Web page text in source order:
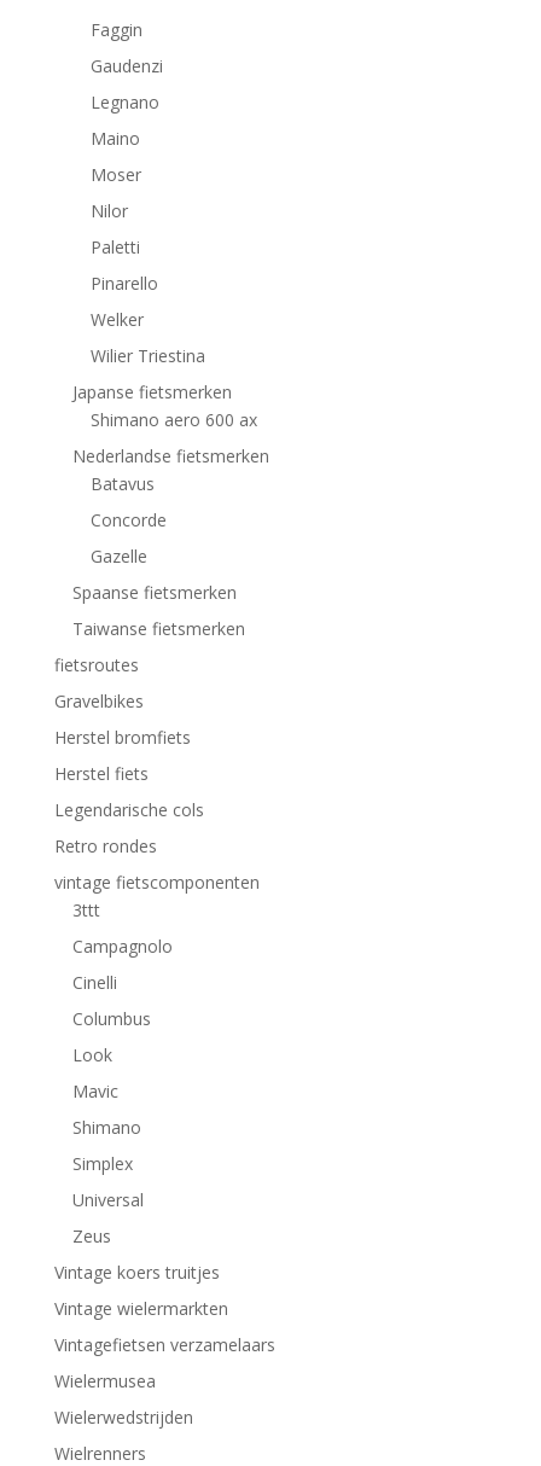
Faggin
Gaudenzi
Legnano
Maino
Moser
Nilor
Paletti
Pinarello
Welker
Wilier Triestina
Japanse fietsmerken
Shimano aero 600 ax
Nederlandse fietsmerken
Batavus
Concorde
Gazelle
Spaanse fietsmerken
Taiwanse fietsmerken
fietsroutes
Gravelbikes
Herstel bromfiets
Herstel fiets
Legendarische cols
Retro rondes
vintage fietscomponenten
3ttt
Campagnolo
Cinelli
Columbus
Look
Mavic
Shimano
Simplex
Universal
Zeus
Vintage koers truitjes
Vintage wielermarkten
Vintagefietsen verzamelaars
Wielermusea
Wielerwedstrijden
Wielrenners